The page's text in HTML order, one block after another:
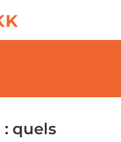
quels